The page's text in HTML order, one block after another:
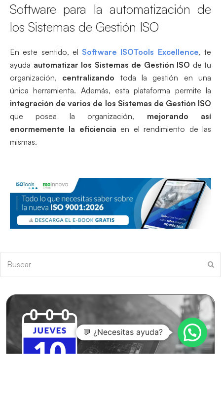
Software para la automatización de
los Sistemas de Gestión ISO
En este sentido, el Software ISOTools Excellence, te
ayuda automatizar los Sistemas de Gestión ISO de tu
organización, centralizando toda la gestión en una
única herramienta. Además, esta plataforma permite la
integración de varios de los Sistemas de Gestión ISO
que posea la organización, mejorando así
enormemente la eficiencia en el rendimiento de las
mismas.
💬 ¿Necesitas ayuda?